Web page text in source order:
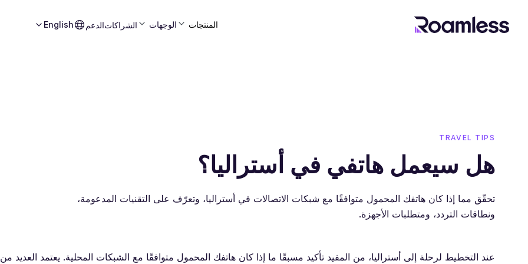
المنتجات الوجهات الشراكاتالدعم English
TRAVEL TIPS
هل سيعمل هاتفي في أستراليا؟
تحقّق مما إذا كان هاتفك المحمول متوافقًا مع شبكات الاتصالات في أستراليا، وتعرّف على التقنيات المدعومة،
ونطاقات التردد، ومتطلبات الأجهزة.
عند التخطيط لرحلة إلى أستراليا، من المفيد تأكيد مسبقًا ما إذا كان هاتفك المحمول متوافقًا مع الشبكات المحلية. يعتمد العديد